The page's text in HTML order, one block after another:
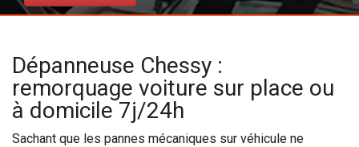
Dépanneuse Chessy :
remorquage voiture sur place ou
à domicile 7j/24h
Sachant que les pannes mécaniques sur véhicule ne